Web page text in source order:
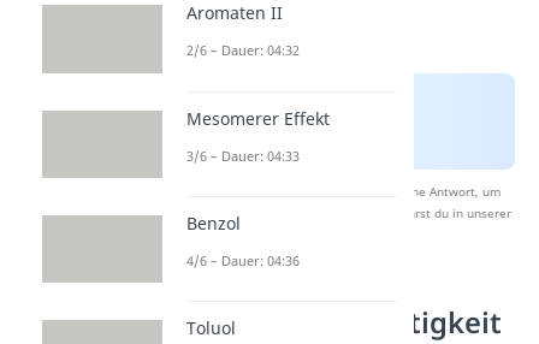
Nach Beantwortung speichern wir deine Antwort, um
Studyflix zu verbessern. Mehr dazu erfährst du in unserer
Formaldehyd Giftigkeit
Aromaten II
2/6 – Dauer: 04:32
Mesomerer Effekt
3/6 – Dauer: 04:33
Benzol
4/6 – Dauer: 04:36
Toluol